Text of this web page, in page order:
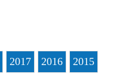
2017 2016 2015